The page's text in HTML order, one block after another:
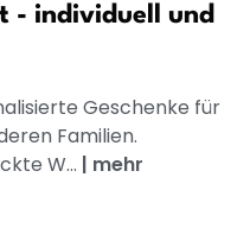
- individuell und
Geschenke für
Familien.
W... | mehr